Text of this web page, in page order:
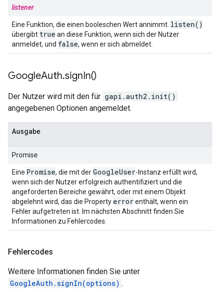
listener
Eine Funktion, die einen booleschen Wert annimmt. listen( )
übergibt true an diese Funktion, wenn sich der Nutzer
anmeldet, und false, wenn er sich abmeldet.
GoogleAuth.signIn()
Der Nutzer wird mit den für gapi.auth2.init()
angegebenen Optionen angemeldet.
Ausgabe
Promise
Eine Promise, die mit der GoogleUser-Instanz erfüllt wird,
wenn sich der Nutzer erfolgreich authentifiziert und die
angeforderten Bereiche gewährt, oder mit einem Objekt
abgelehnt wird, das die Property errorenthält, wenn ein
Fehler aufgetreten ist. Im nächsten Abschnitt finden Sie
Informationen zu Fehlercodes.
Fehlercodes
Weitere Informationen finden Sie unter
GoogleAuth.signIn(options) .